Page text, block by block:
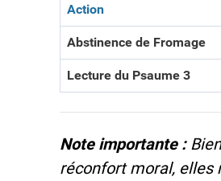
Action
Abstinence de Fromage
Lecture du Psaume 3
Note importante :
réconfort moral, elles